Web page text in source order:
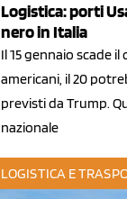
Logistica: porti
nero in Italia
Il 15 gennaio scade
americani, il 20
previsti da Trump.
nazionale
LOGISTICA E